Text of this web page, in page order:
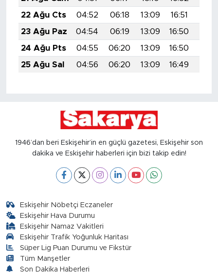
22 Ağu Cts
04:52 06:18 13:09 16:51
23 Ağu Paz
04:54 06:19 13:09 16:50
24 Ağu Pts
04:55 06:20 13:09 16:50
25 Ağu Sal
04:56 06:20 13:09 16:49
1946’dan beri Eskişehir’in en güçlü gazetesi, Eskişehir son
dakika ve Eskişehir haberleri için bizi takip edin!
Eskişehir Nöbetçi Eczaneler
Eskişehir Hava Durumu
Eskişehir Namaz Vakitleri
Eskişehir Trafik Yoğunluk Haritası
Süper Lig Puan Durumu ve Fikstür
Tüm Manşetler
Son Dakika Haberleri